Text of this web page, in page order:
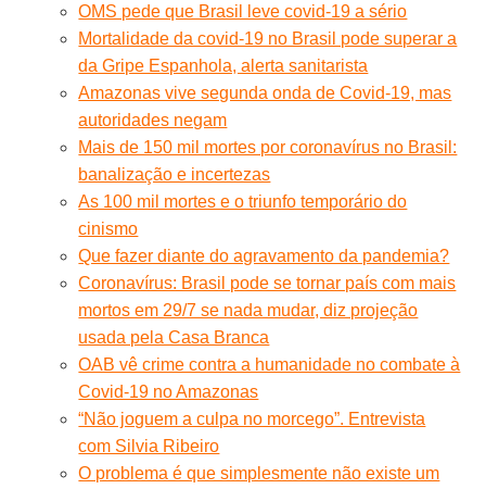
OMS pede que Brasil leve covid-19 a sério
Mortalidade da covid-19 no Brasil pode superar a
da Gripe Espanhola, alerta sanitarista
Amazonas vive segunda onda de Covid-19, mas
autoridades negam
Mais de 150 mil mortes por coronavírus no Brasil:
banalização e incertezas
As 100 mil mortes e o triunfo temporário do
cinismo
Que fazer diante do agravamento da pandemia?
Coronavírus: Brasil pode se tornar país com mais
mortos em 29/7 se nada mudar, diz projeção
usada pela Casa Branca
OAB vê crime contra a humanidade no combate à
Covid-19 no Amazonas
“Não joguem a culpa no morcego”. Entrevista
com Silvia Ribeiro
O problema é que simplesmente não existe um